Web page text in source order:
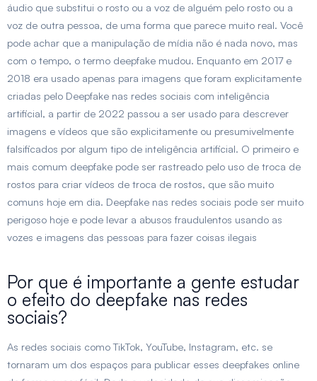
áudio que substitui o rosto ou a voz de alguém pelo rosto ou a
voz de outra pessoa, de uma forma que parece muito real. Você
pode achar que a manipulação de mídia não é nada novo, mas
com o tempo, o termo deepfake mudou. Enquanto em 2017 e
2018 era usado apenas para imagens que foram explicitamente
criadas pelo Deepfake nas redes sociais com inteligência
artificial, a partir de 2022 passou a ser usado para descrever
imagens e vídeos que são explicitamente ou presumivelmente
falsificados por algum tipo de inteligência artificial. O primeiro e
mais comum deepfake pode ser rastreado pelo uso de troca de
rostos para criar vídeos de troca de rostos, que são muito
comuns hoje em dia. Deepfake nas redes sociais pode ser muito
perigoso hoje e pode levar a abusos fraudulentos usando as
vozes e imagens das pessoas para fazer coisas ilegais
Por que é importante a gente estudar
o efeito do deepfake nas redes
sociais?
As redes sociais como TikTok, YouTube, Instagram, etc. se
tornaram um dos espaços para publicar esses deepfakes online